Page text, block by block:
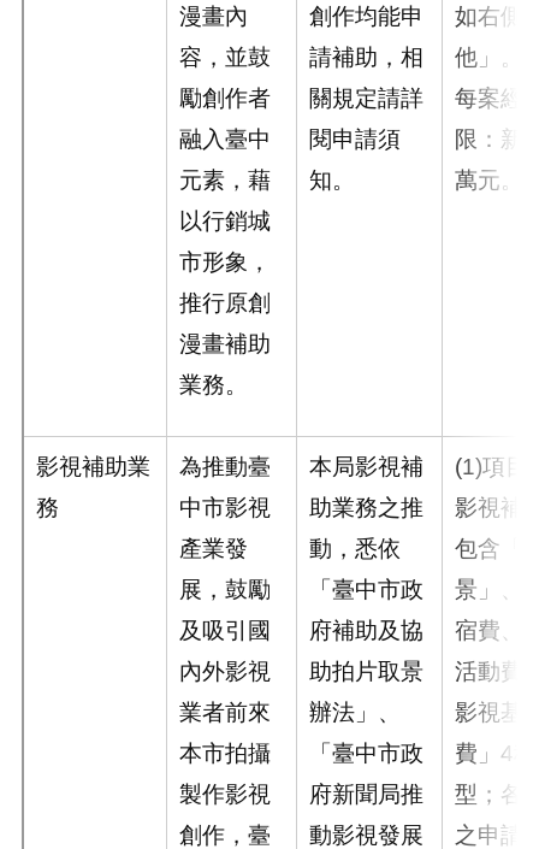
漫畫內
容，並鼓
勵創作者
融入臺中
元素，藉
以行銷城
市形象，
推行原創
漫畫補助
業務。
創作均能申
請補助，相
關規定請詳
閱申請須
知。
如右側
他」。
每案經
限：新
萬元。
影視補助業
務
為推動臺
中市影視
產業發
展，鼓勵
及吸引國
內外影視
業者前來
本市拍攝
製作影視
創作，臺
本局影視補
助業務之推
動，悉依
「臺中市政
府補助及協
助拍片取景
辦法」、
「臺中市政
府新聞局推
動影視發展
(1)項目
影視補
包含「
景」、
宿費、
活動費
影視基
費」4
型；各
之申請